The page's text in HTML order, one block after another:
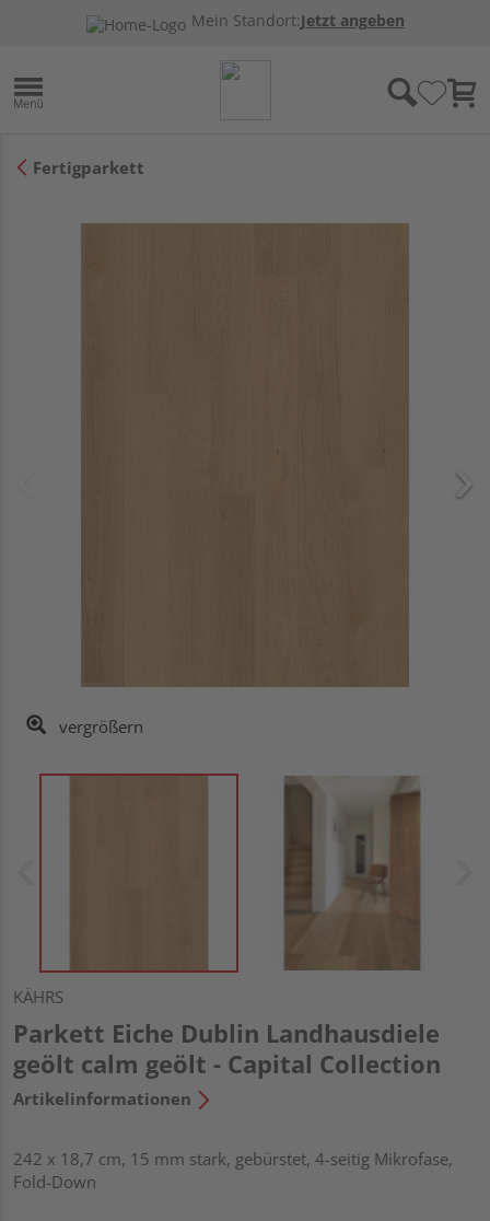
Mein Standort:Jetzt angeben
Fertigparkett
vergrößern
KÄHRS
Parkett Eiche Dublin Landhausdiele
geölt calm geölt - Capital Collection
Artikelinformationen
242 x 18,7 cm, 15 mm stark, gebürstet, 4-seitig Mikrofase,
Fold-Down